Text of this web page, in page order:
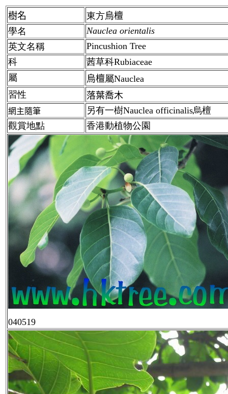
樹名 東方烏檀
學名
Nauclea orientalis
英文名稱
Pincushion Tree
科
茜草科Rubiaceae
屬
烏檀屬Nauclea
習性
落葉喬木
網主隨筆 另有一樹Nauclea officinalis烏檀
觀賞地點
香港動植物公園
040519